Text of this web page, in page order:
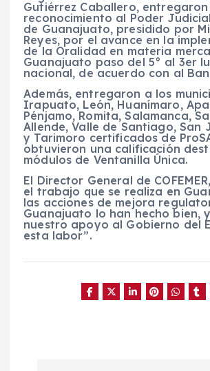
Gutiérrez Caballero, entregaron
reconocimiento al Poder
de Guanajuato, presidido por
Reyes, por el avance en la
de la Oralidad en materia
Guanajuato paso del 5° al 3er
nacional, de acuerdo con al
Además, entregaron a los
Irapuato, León, Huanímaro,
Pénjamo, Romita, Salamanca,
Allende, Valle de Santiago, San
y Tarimoro certificados de
obtuvieron una calificación
módulos de Ventanilla Única.
El Director General de
el trabajo que se realiza en
las acciones de mejora
Guanajuato lo han hecho bien,
nuestro apoyo al Gobierno del
esta labor”.